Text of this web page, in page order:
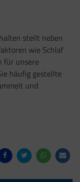
stellt neben
wie Schlaf
für unsere
häufig gestellte
und